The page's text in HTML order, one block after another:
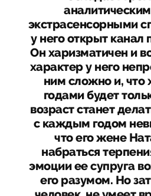
экстрасенсорными
у него открыт канал
Он харизматичен и
характер у него
ним сложно и, что
годами будет
возраст станет
с каждым годом
что его жене
набраться
эмоции ее супруга
его разумом. Но